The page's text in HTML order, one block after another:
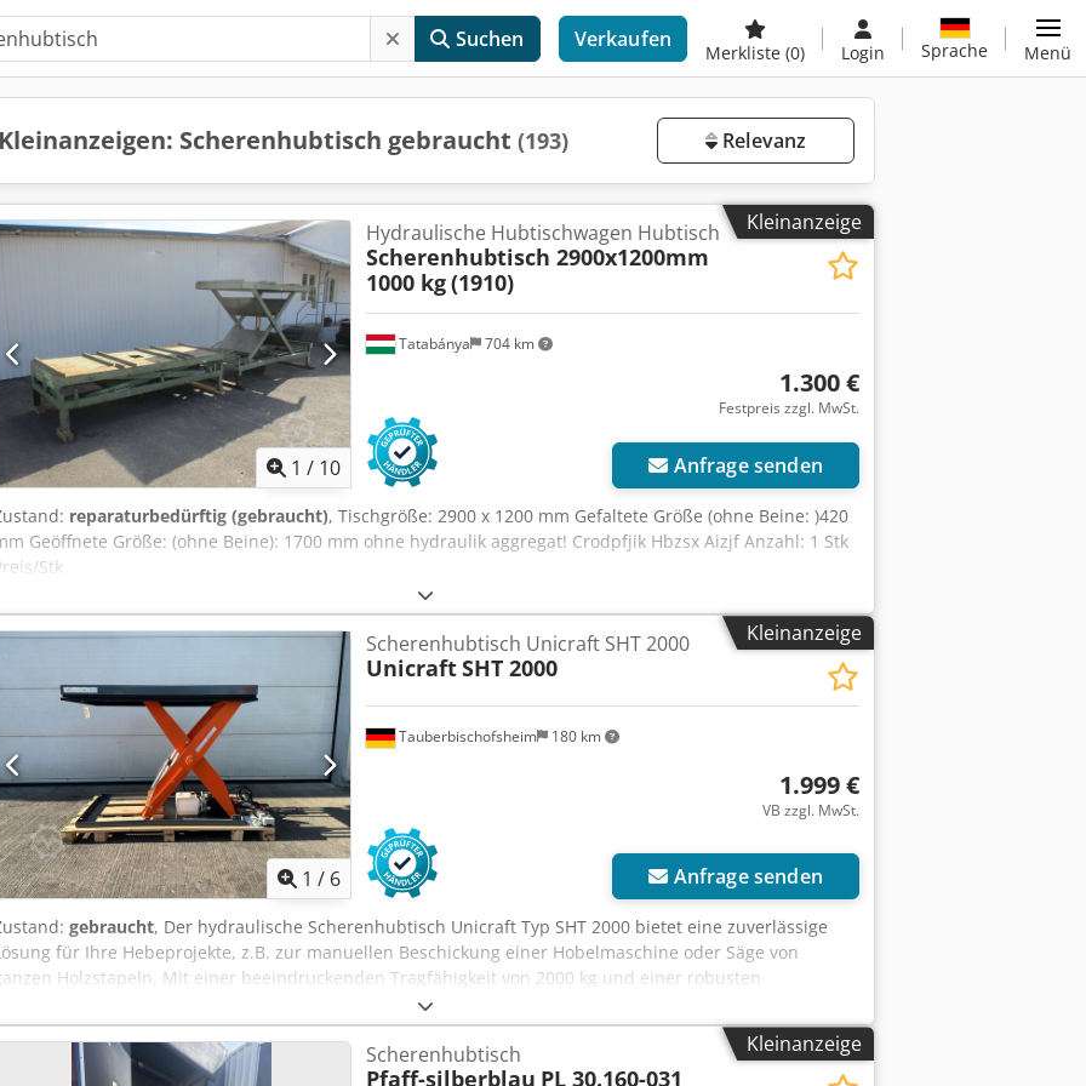
Suchen Verkaufen
Merkliste (0) Login Sprache Menü
Kleinanzeigen: Scherenhubtisch gebraucht (193) Relevanz
Kleinanzeige
1 / 10
Tatabánya 704 km
Hydraulische Hubtischwagen Hubtisch
Scherenhubtisch 2900x1200mm
1000 kg(1910)
1.300 €
Festpreis zzgl. MwSt.
Anfrage senden
reparaturbedürftig (gebraucht), Tischgröße: 2900 x 1200 mm Gefaltete Größe (ohne Beine: )420
Geöffnete Größe: (ohne Beine): 1700 mm ohne hydraulik aggregat! Crodpfjik Hbzsx Aizjf Anzahl: 1 Stk
Stk
Kleinanzeige
1 / 6
Tauberbischofsheim 180 km
Scherenhubtisch Unicraft SHT 2000
UnicraftSHT 2000
1.999 €
VB zzgl. MwSt.
Anfrage senden
gebraucht, Der hydraulische Scherenhubtisch Unicraft Typ SHT 2000 bietet eine zuverlässige
für Ihre Hebeprojekte, z.B. zur manuellen Beschickung einer Hobelmaschine oder Säge von
Holzstapeln. Mit einer beeindruckenden Tragfähigkeit von 2000 kg und einer robusten
Konstruktion ist diese Hebebühne ideal für den Einsatz in industriellen Umgebungen geeignet. Dieser
zeichnet sich durch seine Präzision und Benutzerfreundlichkeit aus und ermöglicht es
Ihnen, schwere Lasten sicher und effizient zu heben. Mit seiner Tischhöhe von max.: 1.010 mm ist der
Unicraft SHT 2000 die ideale Wahl, um Ihre Arbeitsabläufe zu verbessern und den Rücken des
Kleinanzeige
Scherenhubtisch
Pfaff-silberblau PL 30.160-031